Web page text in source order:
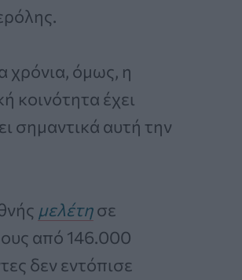
χρόνια, όμως, η
κοινότητα έχει
σημαντικά αυτή την
μελέτησε
από 146.000
δεν εντόπισε